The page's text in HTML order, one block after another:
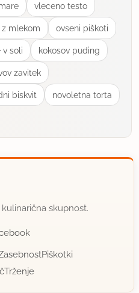
vleceno testo
mlekom ovseni piškoti
v soli kokosov puding
zavitek
biskvit novoletna torta
skupnost.
Piškotki
Trženje